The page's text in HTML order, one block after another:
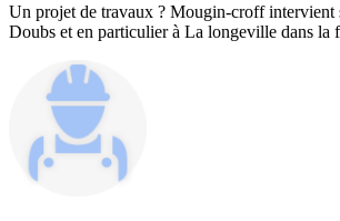
Un projet de travaux ? Mougin-croff intervient
Doubs et en particulier à La longeville dans la